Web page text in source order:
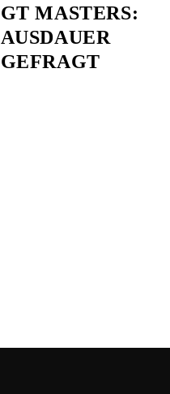
GT MASTERS:
AUSDAUER
GEFRAGT